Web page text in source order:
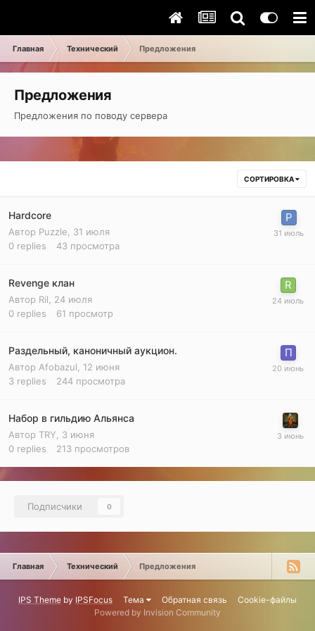
Главная Технический Предложения
Предложения
Предложения по поводу сервера
СОРТИРОВКА
Hardcore
Автор Puzzle
31 июля
0 replies 43 просмотра
Revenge клан
Автор Ril
24 июля
0 replies 61 просмотр
Раздельный, каноничный аукцион.
Автор Afobazul
12 июня
3 replies 244 просмотра
Набор в гильдию Альянса
Автор TRY
3 июня
0 replies 213 просмотров
Подписчики 0
Главная Технический Предложения
IPS Theme by IPSFocus Тема Обратная связь
Cookie-файлы
Powered by Invision Community